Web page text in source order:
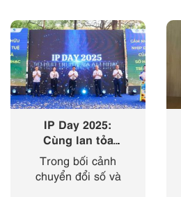
IP Day 2025:
Cùng lan tỏa
‘nhịp điệu’ của
sở hữu trí tuệ
trong kỷ nguyên
Trong bối cảnh
chuyển đổi số và